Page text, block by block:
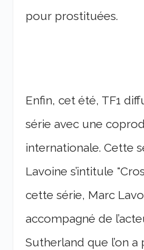
pour prostituées.
Enfin, cet été, TF1
série avec une
internationale. Cette
Lavoine s’intitule
cette série, Marc
accompagné de
Sutherland que l’on